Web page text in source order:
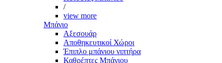
/
view more
Μπάνιο
Αξεσουάρ
Αποθηκευτικοί Χώροι
Έπιπλο μπάνιου νιπτήρα
Καθρέπτες Μπάνιου